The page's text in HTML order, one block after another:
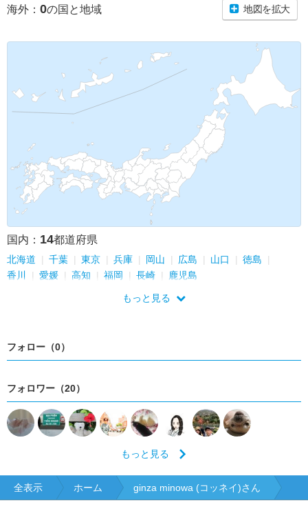
海外： 0の国と地域 地図を拡大
国内： 14都道府県
北海道 千葉 東京 兵庫 岡山 広島 山口
徳島
香川
愛媛 高知 福岡 長崎 鹿児島
もっと見る
フォロー（0）
フォロワー（20）
もっと見る
全表示 ホーム ginza minowa (コッネイ)さん